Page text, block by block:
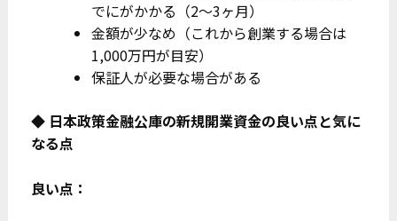
でにがかかる（2～3ヶ月）
金額が少なめ（これから創業する場合は
1,000万円が目安）
保証人が必要な場合がある
◆ 日本政策金融公庫の新規開業資金の良い点と気に
なる点
良い点：